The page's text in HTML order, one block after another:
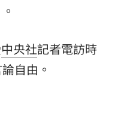
中央社記者電訪時
自由。